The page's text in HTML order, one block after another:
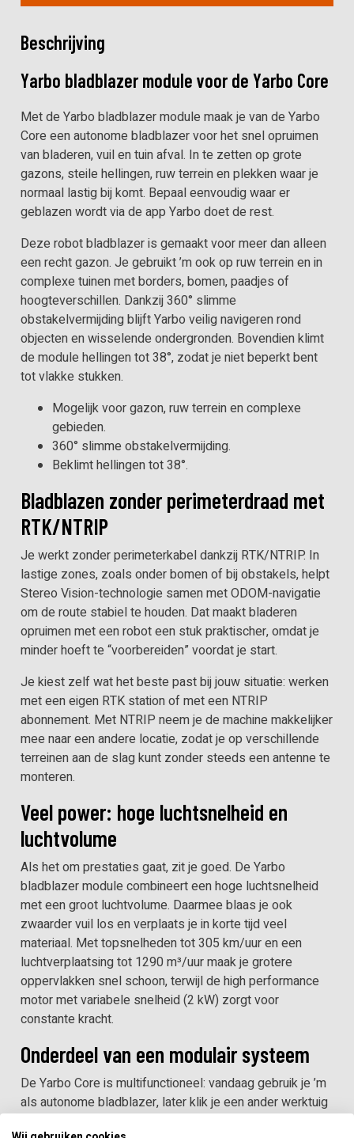
Automatisch opladen
Ja
Helling
70% (38°)
Werktijd per laadcyclus
70 min (80%–20%)
Ja
Beschrijving
Yarbo bladblazer module voor de Yarbo Core
Met de Yarbo bladblazer module maak je van de Yarbo
Core een autonome bladblazer voor het snel opruimen
van bladeren, vuil en tuin afval. In te zetten op grote
gazons, steile hellingen, ruw terrein en plekken waar je
normaal lastig bij komt. Bepaal eenvoudig waar er
geblazen wordt via de app Yarbo doet de rest.
Deze robot bladblazer is gemaakt voor meer dan alleen
een recht gazon. Je gebruikt ’m ook op ruw terrein en in
complexe tuinen met borders, bomen, paadjes of
hoogteverschillen. Dankzij 360° slimme
obstakelvermijding blijft Yarbo veilig navigeren rond
objecten en wisselende ondergronden. Bovendien klimt
de module hellingen tot 38°, zodat je niet beperkt bent
tot vlakke stukken.
Mogelijk voor gazon, ruw terrein en complexe
gebieden.
360° slimme obstakelvermijding.
Beklimt hellingen tot 38°.
Bladblazen zonder perimeterdraad met
RTK/NTRIP
Je werkt zonder perimeterkabel dankzij RTK/NTRIP. In
lastige zones, zoals onder bomen of bij obstakels, helpt
Stereo Vision-technologie samen met ODOM-navigatie
om de route stabiel te houden. Dat maakt bladeren
opruimen met een robot een stuk praktischer, omdat je
minder hoeft te “voorbereiden” voordat je start.
Je kiest zelf wat het beste past bij jouw situatie: werken
met een eigen RTK station of met een NTRIP
abonnement. Met NTRIP neem je de machine makkelijker
mee naar een andere locatie, zodat je op verschillende
terreinen aan de slag kunt zonder steeds een antenne te
monteren.
Veel power: hoge luchtsnelheid en
luchtvolume
Als het om prestaties gaat, zit je goed. De Yarbo
bladblazer module combineert een hoge luchtsnelheid
met een groot luchtvolume. Daarmee blaas je ook
zwaarder vuil los en verplaats je in korte tijd veel
materiaal. Met topsnelheden tot 305 km/uur en een
luchtverplaatsing tot 1290 m³/uur maak je grotere
oppervlakken snel schoon, terwijl de high performance
motor met variabele snelheid (2 kW) zorgt voor
constante kracht.
Onderdeel van een modulair systeem
De Yarbo Core is multifunctioneel: vandaag gebruik je ’m
als autonome bladblazer, later klik je een ander werktuig